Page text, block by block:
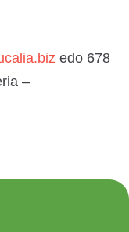
edo 678
–